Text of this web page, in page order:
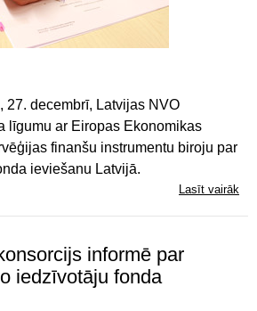
27. decembrī, Latvijas NVO
līgumu ar Eiropas Ekonomikas
finanšu instrumentu biroju par
ieviešanu Latvijā.
Lasīt vairāk
informē par
iedzīvotāju fonda